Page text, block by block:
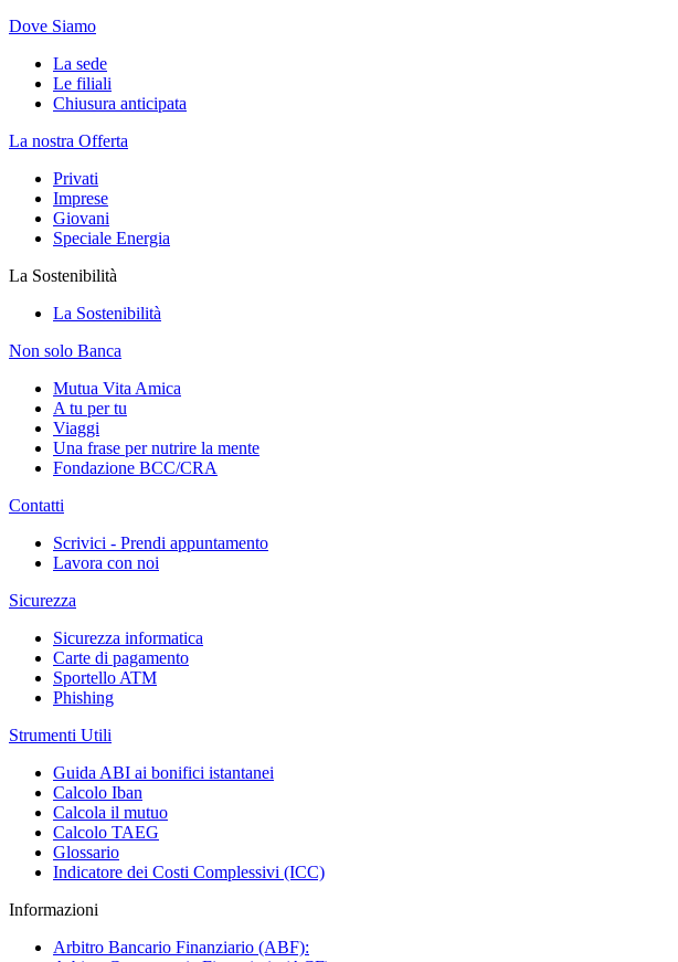
Dove Siamo
La sede
Le filiali
Chiusura anticipata
La nostra Offerta
Privati
Imprese
Giovani
Speciale Energia
La Sostenibilità
La Sostenibilità
Non solo Banca
Mutua Vita Amica
A tu per tu
Viaggi
Una frase per nutrire la mente
Fondazione BCC/CRA
Contatti
Scrivici - Prendi appuntamento
Lavora con noi
Sicurezza
Sicurezza informatica
Carte di pagamento
Sportello ATM
Phishing
Strumenti Utili
Guida ABI ai bonifici istantanei
Calcolo Iban
Calcola il mutuo
Calcolo TAEG
Glossario
Indicatore dei Costi Complessivi (ICC)
Informazioni
Arbitro Bancario Finanziario (ABF):